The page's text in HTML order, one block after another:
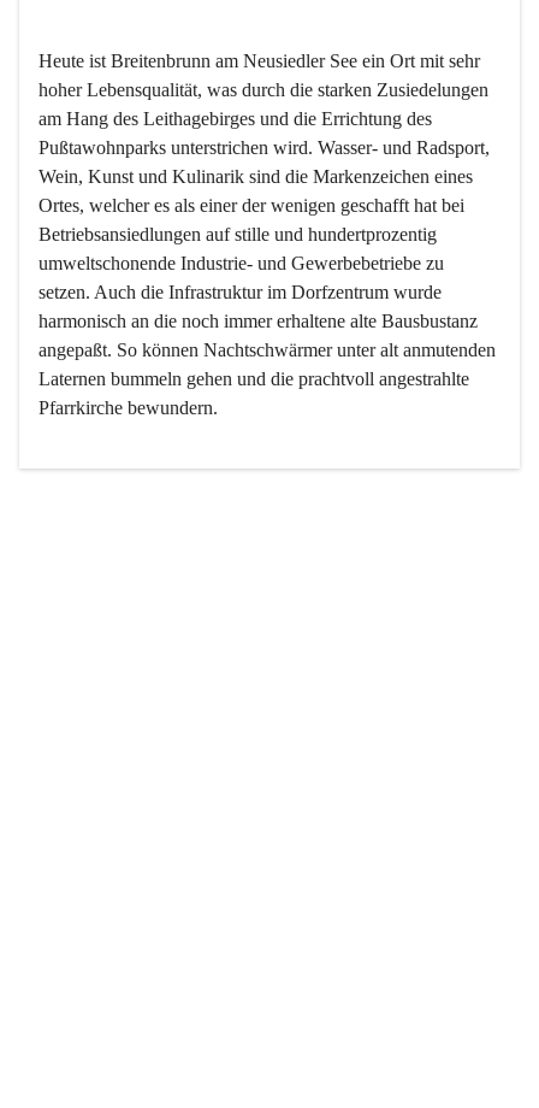
Heute ist Breitenbrunn am Neusiedler See ein Ort mit sehr
hoher Lebensqualität, was durch die starken Zusiedelungen
am Hang des Leithagebirges und die Errichtung des
Pußtawohnparks unterstrichen wird. Wasser- und Radsport,
Wein, Kunst und Kulinarik sind die Markenzeichen eines
Ortes, welcher es als einer der wenigen geschafft hat bei
Betriebsansiedlungen auf stille und hundertprozentig
umweltschonende Industrie- und Gewerbebetriebe zu
setzen. Auch die Infrastruktur im Dorfzentrum wurde
harmonisch an die noch immer erhaltene alte Bausbustanz
angepaßt. So können Nachtschwärmer unter alt anmutenden
Laternen bummeln gehen und die prachtvoll angestrahlte
Pfarrkirche bewundern.
Der Weinbau dominert heute nicht mehr, ist aber integrativer